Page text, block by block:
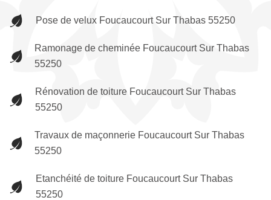
Pose de velux Foucaucourt Sur Thabas 55250
Ramonage de cheminée Foucaucourt Sur Thabas
55250
Rénovation de toiture Foucaucourt Sur Thabas
55250
Travaux de maçonnerie Foucaucourt Sur Thabas
55250
Etanchéité de toiture Foucaucourt Sur Thabas
55250